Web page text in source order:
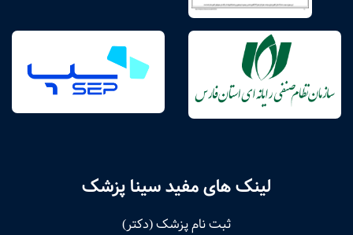
لینک های مفید سینا پزشک
ثبت نام پزشک (دکتر)